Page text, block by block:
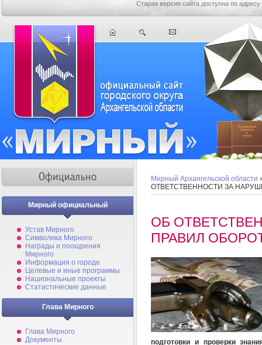
Старая версия сайта доступна по адресу
Мирный официальный
Устав Мирного
Символика Мирного
Награды и поощрения
Мирного
Информация о городе
Целевые и иные программы
Национальные проекты
Статистические данные
Глава Мирного
Глава Мирного
Документы
Мирный Архангельской области
ОТВЕТСТВЕННОСТИ ЗА
ОБ
ПРАВИЛ
подготовки и проверки